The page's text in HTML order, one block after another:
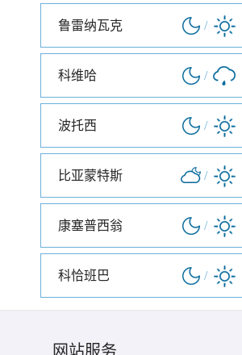
鲁雷纳瓦克 /
科维哈 /
波托西 /
比亚蒙特斯 /
康塞普西翁 /
科恰班巴 /
网站服务